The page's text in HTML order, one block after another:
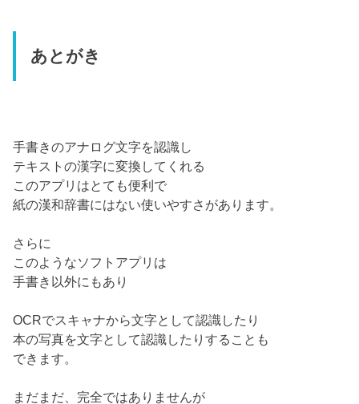
あとがき
手書きのアナログ文字を認識し
テキストの漢字に変換してくれる
このアプリはとても便利で
紙の漢和辞書にはない使いやすさがあります。
さらに
このようなソフトアプリは
手書き以外にもあり
OCRでスキャナから文字として認識したり
本の写真を文字として認識したりすることも
できます。
まだまだ、完全ではありませんが